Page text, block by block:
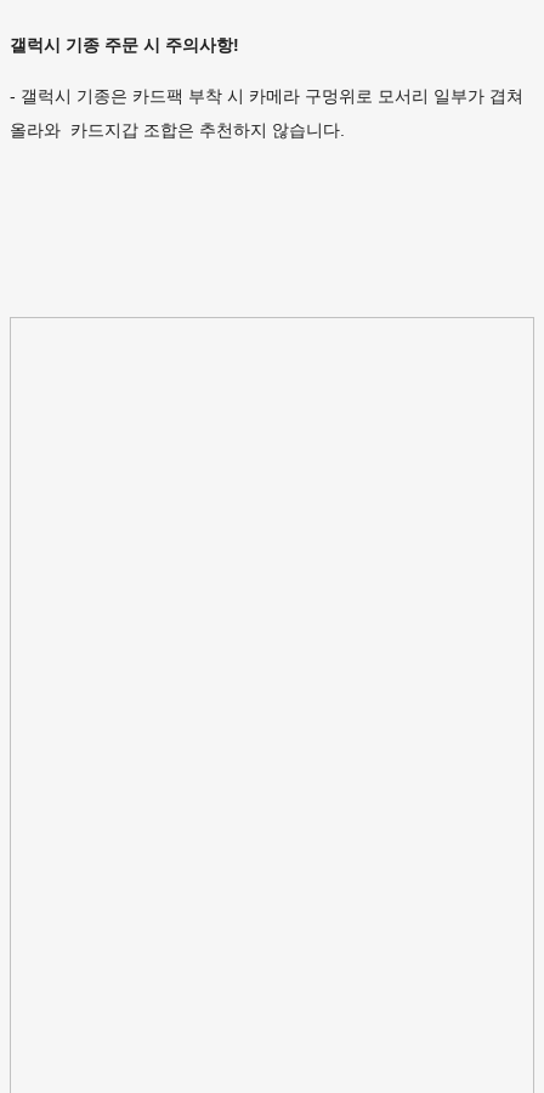
갤럭시 기종 주문 시 주의사항!
- 갤럭시 기종은 카드팩 부착 시 카메라 구멍위로 모서리 일부가 겹쳐
올라와 카드지갑 조합은 추천하지 않습니다.